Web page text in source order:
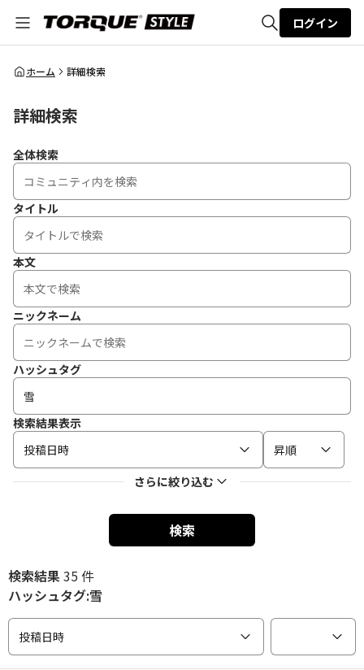
全体検索
ログイン
ホーム 詳細検索
詳細検索
全体検索
タイトル
本文
ニックネーム
ハッシュタグ
検索結果表示
投稿日時
昇順
さらに絞り込む
検索
検索結果35 件
ハッシュタグ:雪
投稿日時